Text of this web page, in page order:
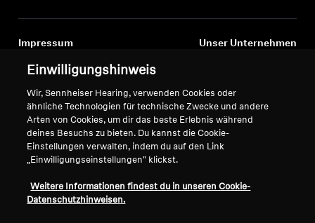
Impressum
Vertrag widerrufen
Globale Datenschutzrichtlinie
Allgemeine
Geschäftsbedingungen für
Online-Verkäufe an Verbraucher
Koordinierte Richtlinie zur
Offenlegung von Schwachstellen
Unser Unternehmen
Pressekontakte
Sennheiser Consumer
Markenbotschafter
Einwilligungshinweis
Wir, Sennheiser Hearing, verwenden Cookies oder
ähnliche Technologien für technische Zwecke und andere
Arten von Cookies, um dir das beste Erlebnis während
deines Besuchs zu bieten. Du kannst die Cookie-
Einstellungen verwalten, indem du auf den Link
„Einwilligungseinstellungen" klickst.
Weitere Informationen findest du in unseren Cookie-
Datenschutzhinweisen.